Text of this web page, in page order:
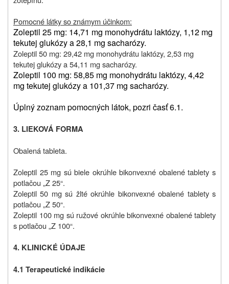
Pomocné látky so známym účinkom:
Zoleptil 25 mg: 14,71 mg monohydrátu laktózy, 1,12 mg
tekutej glukózy a 28,1 mg sacharózy.
Zoleptil 50 mg: 29,42 mg monohydrátu laktózy, 2,53 mg
tekutej glukózy a 54,11 mg sacharózy.
Zoleptil 100 mg: 58,85 mg monohydrátu laktózy, 4,42
mg tekutej glukózy a 101,37 mg sacharózy.
Úplný zoznam pomocných látok, pozri časť 6.1.
3. LIEKOVÁ FORMA
Obalená tableta.
Zoleptil 25 mg sú biele okrúhle bikonvexné obalené tablety s
potlačou „Z 25“.
Zoleptil 50 mg sú žlté okrúhle bikonvexné obalené tablety s
potlačou „Z 50“.
Zoleptil 100 mg sú ružové okrúhle bikonvexné obalené tablety
s potlačou „Z 100“.
4. KLINICKÉ ÚDAJE
4.1 Terapeutické indikácie